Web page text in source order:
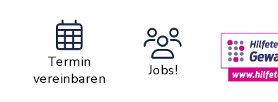
Termin
vereinbaren
Jobs!